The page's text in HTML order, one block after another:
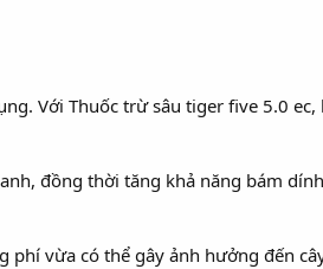
Với Thuốc trừ sâu tiger five 5.0 ec,
đồng thời tăng khả năng bám
phí vừa có thể gây ảnh hưởng đến